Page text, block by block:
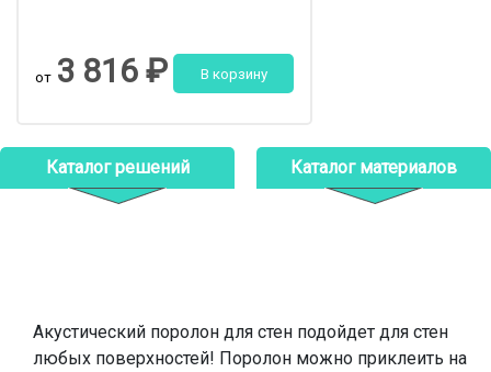
Каталог решений Каталог материалов
от 3 816 ₽ В корзину
Акустический поролон для стен подойдет для стен
любых поверхностей! Поролон можно приклеить на